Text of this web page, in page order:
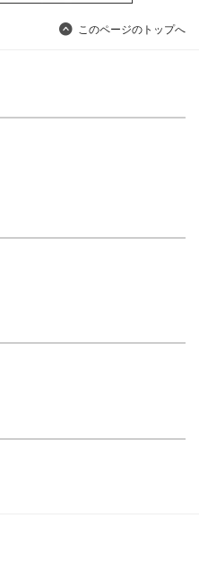
このページのトップへ